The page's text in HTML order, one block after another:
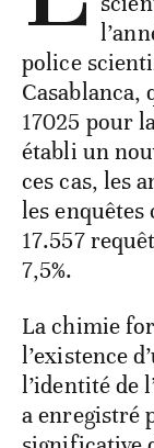
police
17025 pour
établi un
ces cas, les
les
17.557
7,5%.
La chimie
l’existence
l’identité de
a enregistré